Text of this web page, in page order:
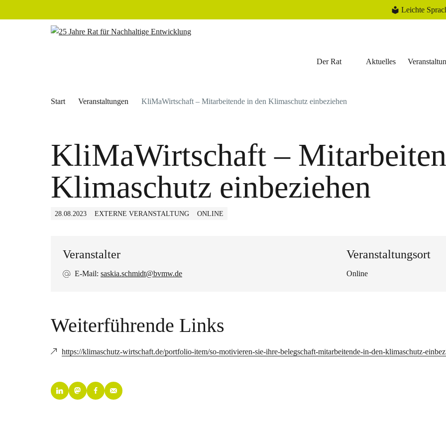
Leichte
Der Rat Aktuelles
Start Veranstaltungen KliMaWirtschaft – Mitarbeitende in den Klimaschutz einbeziehen
KliMaWirtschaft –
Klimaschutz einbeziehen
28.08.2023 EXTERNE VERANSTALTUNG ONLINE
Veranstalter
E-Mail: saskia.schmidt@bvmw.de
Veranstaltungsort
Online
Weiterführende Links
https://klimaschutz-wirtschaft.de/portfolio-item/so-motivieren-sie-ihre-belegschaft-mitarbeitende-in-den-klimaschutz-